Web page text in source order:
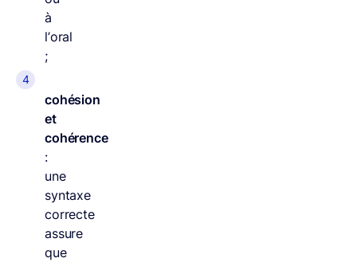
à
l’oral
;
cohésion
et
cohérence
:
une
syntaxe
correcte
assure
que